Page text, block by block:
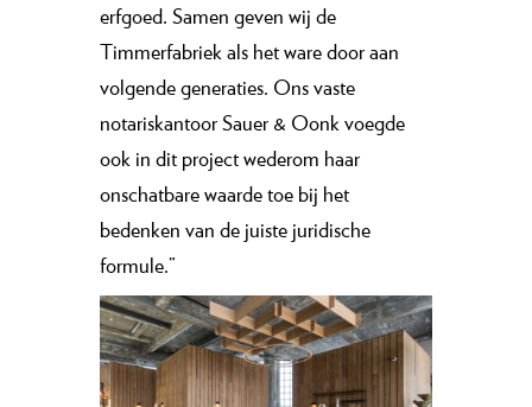
erfgoed. Samen geven wij de
Timmerfabriek als het ware door aan
volgende generaties. Ons vaste
notariskantoor Sauer & Oonk voegde
ook in dit project wederom haar
onschatbare waarde toe bij het
bedenken van de juiste juridische
formule.”